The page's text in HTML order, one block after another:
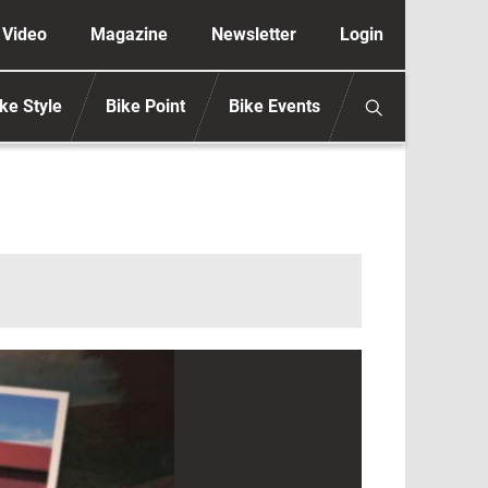
secondaria anonimo
Video Magazine Newsletter Login
Style Bike Point Bike Events